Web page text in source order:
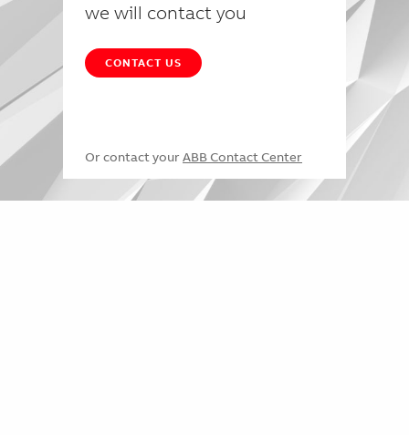
we will contact you
CONTACT US
Or contact your ABB Contact Center